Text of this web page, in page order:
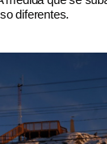
diferentes.